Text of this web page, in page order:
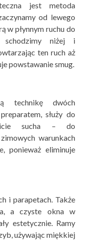
jest metoda
od lewego
w płynnym ruchu do
schodzimy niżej i
ten ruch aż
powstawanie smug.
technikę dwóch
służy do
sucha – do
warunkach
ponieważ eliminuje
i parapetach. Także
a czyste okna w
estetycznie. Ramy
używając miękkiej